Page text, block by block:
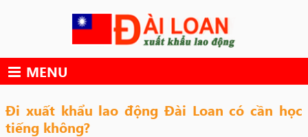
MENU
Đi xuất khẩu lao động Đài Loan có cần học
tiếng không?